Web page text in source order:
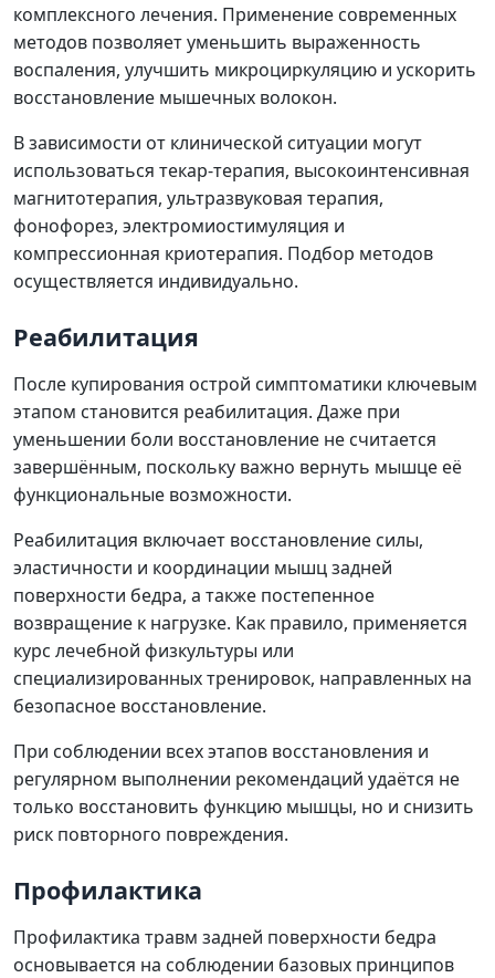
комплексного лечения. Применение современных
методов позволяет уменьшить выраженность
воспаления, улучшить микроциркуляцию и ускорить
восстановление мышечных волокон.
В зависимости от клинической ситуации могут
использоваться текар-терапия, высокоинтенсивная
магнитотерапия, ультразвуковая терапия,
фонофорез, электромиостимуляция и
компрессионная криотерапия. Подбор методов
осуществляется индивидуально.
Реабилитация
После купирования острой симптоматики ключевым
этапом становится реабилитация. Даже при
уменьшении боли восстановление не считается
завершённым, поскольку важно вернуть мышце её
функциональные возможности.
Реабилитация включает восстановление силы,
эластичности и координации мышц задней
поверхности бедра, а также постепенное
возвращение к нагрузке. Как правило, применяется
курс лечебной физкультуры или
специализированных тренировок, направленных на
безопасное восстановление.
При соблюдении всех этапов восстановления и
регулярном выполнении рекомендаций удаётся не
только восстановить функцию мышцы, но и снизить
риск повторного повреждения.
Профилактика
Профилактика травм задней поверхности бедра
основывается на соблюдении базовых принципов